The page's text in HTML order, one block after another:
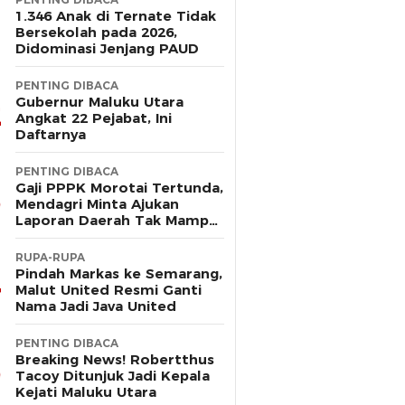
1.346 Anak di Ternate Tidak
Bersekolah pada 2026,
Didominasi Jenjang PAUD
PENTING DIBACA
Gubernur Maluku Utara
Angkat 22 Pejabat, Ini
Daftarnya
PENTING DIBACA
Gaji PPPK Morotai Tertunda,
Mendagri Minta Ajukan
Laporan Daerah Tak Mampu
Bayar Pegawai
RUPA-RUPA
Pindah Markas ke Semarang,
Malut United Resmi Ganti
Nama Jadi Java United
PENTING DIBACA
Breaking News! Robertthus
Tacoy Ditunjuk Jadi Kepala
Kejati Maluku Utara